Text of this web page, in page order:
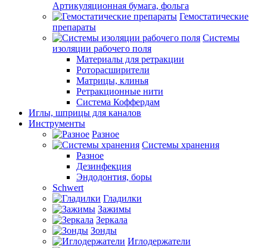
Артикуляционная бумага, фольга
Гемостатические
препараты
Системы
изоляции рабочего поля
Материалы для ретракции
Роторасширители
Матрицы, клинья
Ретракционные нити
Система Коффердам
Иглы, шприцы для каналов
Инструменты
Разное
Системы хранения
Разное
Дезинфекция
Эндодонтия, боры
Schwert
Гладилки
Зажимы
Зеркала
Зонды
Иглодержатели